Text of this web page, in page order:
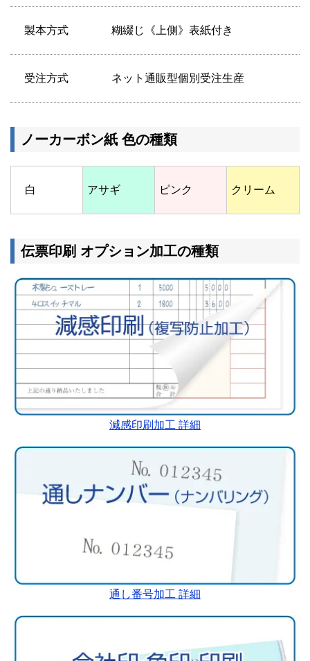
製本方式 糊綴じ《上側》表紙付き
受注方式 ネット通販型個別受注生産
ノーカーボン紙 色の種類
白 アサギ ピンク クリーム
伝票印刷 オプション加工の種類
減感印刷加工 詳細
通し番号加工 詳細